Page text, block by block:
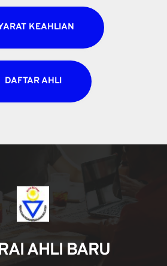
KEAHLIAN
DAFTAR AHLI
AHLI BARU